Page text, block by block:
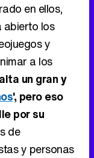
en ellos,
abierto los
y
a los
un gran y
', pero eso
por su
de
y personas